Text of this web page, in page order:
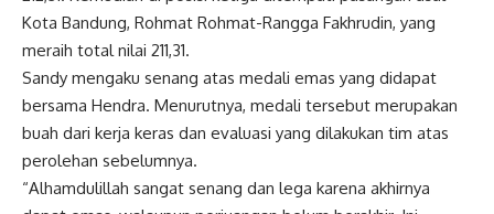
Kota Bandung, Rohmat Rohmat-Rangga Fakhrudin, yang
meraih total nilai 211,31.
Sandy mengaku senang atas medali emas yang didapat
bersama Hendra. Menurutnya, medali tersebut merupakan
buah dari kerja keras dan evaluasi yang dilakukan tim atas
perolehan sebelumnya.
“Alhamdulillah sangat senang dan lega karena akhirnya